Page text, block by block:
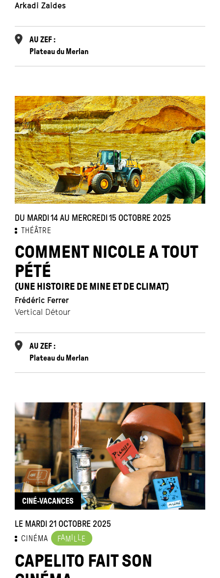
Arkadi Zaides
AU ZEF :
Plateau du Merlan
DU MARDI 14 AU MERCREDI 15 OCTOBRE 2025
THÉÂTRE
COMMENT NICOLE A TOUT
PÉTÉ
(UNE HISTOIRE DE MINE ET DE CLIMAT)
Frédéric Ferrer
Vertical Détour
AU ZEF :
Plateau du Merlan
CINÉ-VACANCES
LE MARDI 21 OCTOBRE 2025
CINÉMA FAM E
CAPELITO FAIT SON